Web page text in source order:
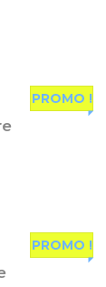
PROMO !
PROMO !